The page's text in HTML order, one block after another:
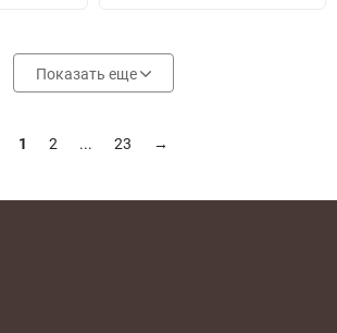
Показать еще
1 2 ... 23 →